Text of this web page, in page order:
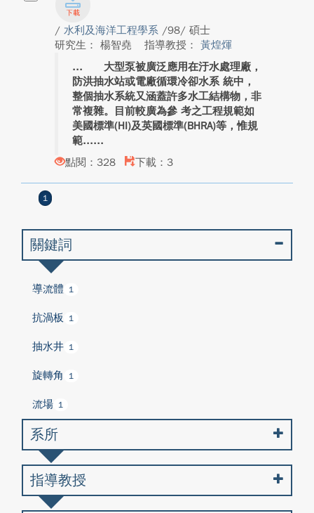
/ 水利及海洋工程學系 /98/ 碩士
研究生： 楊智堯
指導教授： 黃煌煇
大型泵被廣泛應用在汙水處理廠，
防洪抽水站或電廠循環冷卻水系 統中，
整個抽水系統又涵蓋許多水工結構物，非
常複雜。目前較廣為參 考之工程規範如
美國標準(HI)及英國標準(BHRA)等，惟規
範...
點閱：328
下載：3
1
關鍵詞
導流體 1
抗渦板 1
抽水井 1
旋轉角 1
流場 1
系所
指導教授